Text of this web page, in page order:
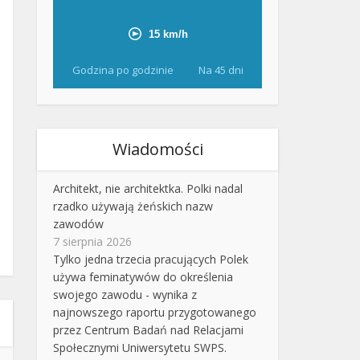
Godzina po godzinie Na 45 dni
Wiadomości
Architekt, nie architektka. Polki nadal
rzadko używają żeńskich nazw
zawodów
7 sierpnia 2026
Tylko jedna trzecia pracujących Polek
używa feminatywów do określenia
swojego zawodu - wynika z
najnowszego raportu przygotowanego
przez Centrum Badań nad Relacjami
Społecznymi Uniwersytetu SWPS.